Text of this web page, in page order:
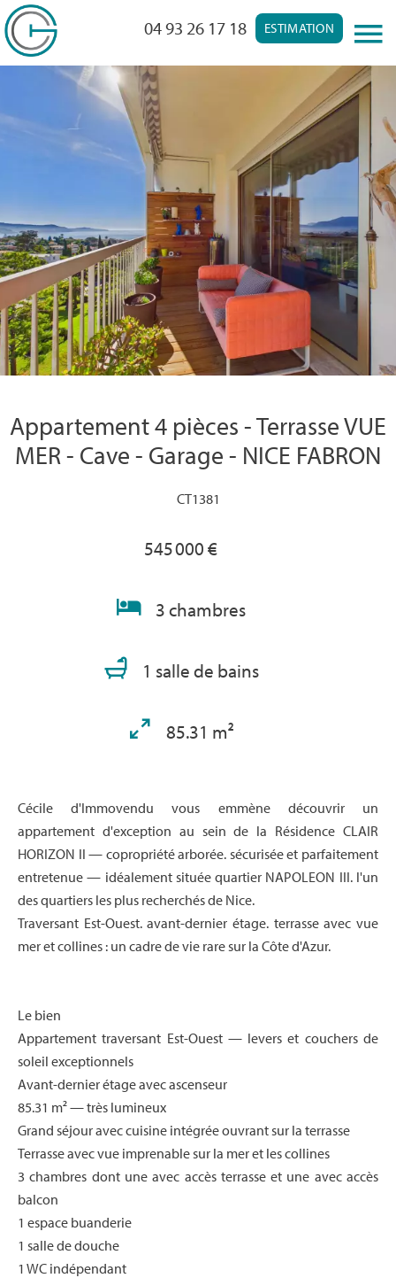
ESTIMATION
04 93 26 17 18
Appartement 4 pièces - Terrasse VUE
MER - Cave - Garage - NICE FABRON
CT1381
545 000 €
3 chambres
1 salle de bains
85.31 m²
Cécile d'Immovendu vous emmène découvrir un
appartement d'exception au sein de la Résidence CLAIR
HORIZON II — copropriété arborée. sécurisée et parfaitement
entretenue — idéalement située quartier NAPOLEON III. l'un
des quartiers les plus recherchés de Nice.
Traversant Est-Ouest. avant-dernier étage. terrasse avec vue
mer et collines : un cadre de vie rare sur la Côte d'Azur.
Le bien
Appartement traversant Est-Ouest — levers et couchers de
soleil exceptionnels
Avant-dernier étage avec ascenseur
85.31 m² — très lumineux
Grand séjour avec cuisine intégrée ouvrant sur la terrasse
Terrasse avec vue imprenable sur la mer et les collines
3 chambres dont une avec accès terrasse et une avec accès
balcon
1 espace buanderie
1 salle de douche
1 WC indépendant